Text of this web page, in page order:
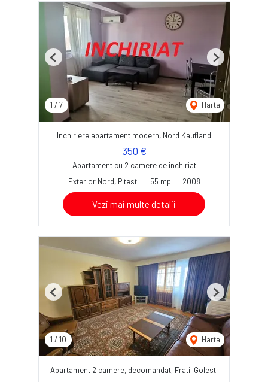
1 / 7 Harta
Previous Next
Inchiriere apartament modern, Nord Kaufland
350 €
Apartament cu 2 camere de închiriat
Exterior Nord, Pitesti
55 mp 2008
Vezi mai multe detalii
1 / 10 Harta
Previous Next
Apartament 2 camere, decomandat, Fratii Golesti